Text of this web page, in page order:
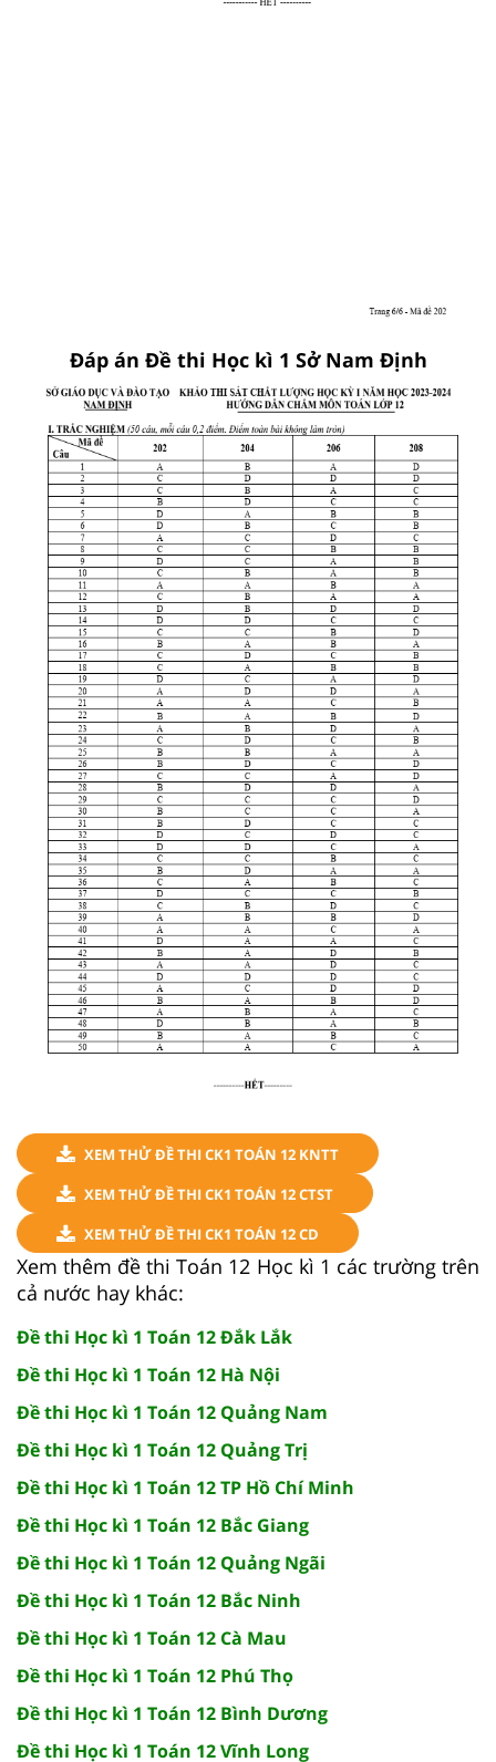
Đáp án Đề thi Học kì 1 Sở Nam Định
XEM THỬ ĐỀ THI CK1 TOÁN 12 KNTT
XEM THỬ ĐỀ THI CK1 TOÁN 12 CTST
XEM THỬ ĐỀ THI CK1 TOÁN 12 CD
Xem thêm đề thi Toán 12 Học kì 1 các trường trên
cả nước hay khác:
Đề thi Học kì 1 Toán 12 Đắk Lắk
Đề thi Học kì 1 Toán 12 Hà Nội
Đề thi Học kì 1 Toán 12 Quảng Nam
Đề thi Học kì 1 Toán 12 Quảng Trị
Đề thi Học kì 1 Toán 12 TP Hồ Chí Minh
Đề thi Học kì 1 Toán 12 Bắc Giang
Đề thi Học kì 1 Toán 12 Quảng Ngãi
Đề thi Học kì 1 Toán 12 Bắc Ninh
Đề thi Học kì 1 Toán 12 Cà Mau
Đề thi Học kì 1 Toán 12 Phú Thọ
Đề thi Học kì 1 Toán 12 Bình Dương
Đề thi Học kì 1 Toán 12 Vĩnh Long